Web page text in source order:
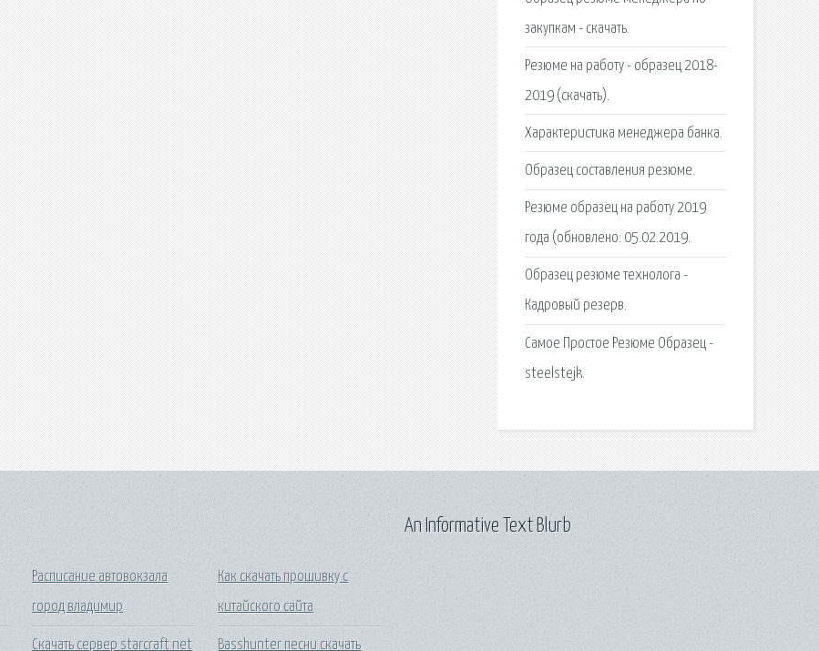
закупкам - скачать.
Резюме на работу - образец 2018-
2019 (скачать).
Характеристика менеджера банка.
Образец составления резюме.
Резюме образец на работу 2019
года (обновлено: 05.02.2019.
Образец резюме технолога -
Кадровый резерв.
Самое Простое Резюме Образец -
steelstejk.
Расписание автовокзала
город владимир
Скачать сервер starcraft net
Как скачать прошивку с
китайского сайта
Basshunter песни скачать
An Informative Text Blurb